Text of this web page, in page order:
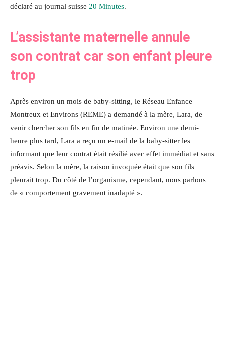
déclaré au journal suisse 20 Minutes.
L’assistante maternelle annule
son contrat car son enfant pleure
trop
Après environ un mois de baby-sitting, le Réseau Enfance
Montreux et Environs (REME) a ​​demandé à la mère, Lara, de
venir chercher son fils en fin de matinée. Environ une demi-
heure plus tard, Lara a reçu un e-mail de la baby-sitter les
informant que leur contrat était résilié avec effet immédiat et sans
préavis. Selon la mère, la raison invoquée était que son fils
pleurait trop. Du côté de l’organisme, cependant, nous parlons
de « comportement gravement inadapté ».